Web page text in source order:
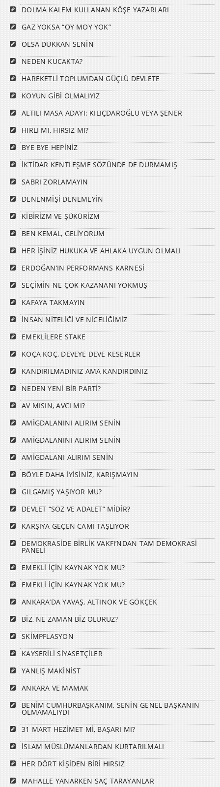
DOLMA KALEM KULLANAN KÖŞE YAZARLARI
GAZ YOKSA “OY MOY YOK”
OLSA DÜKKAN SENİN
NEDEN KUCAKTA?
HAREKETLİ TOPLUMDAN GÜÇLÜ DEVLETE
KOYUN GİBİ OLMALIYIZ
ALTILI MASA ADAYI: KILIÇDAROĞLU VEYA ŞENER
HIRLI MI, HIRSIZ MI?
BYE BYE HEPİNİZ
İKTİDAR KENTLEŞME SÖZÜNDE DE DURMAMIŞ
SABRI ZORLAMAYIN
DENENMİŞİ DENEMEYİN
KİBİRİZM VE ŞÜKÜRİZM
BEN KEMAL, GELİYORUM
HER İŞİNİZ HUKUKA VE AHLAKA UYGUN OLMALI
ERDOĞAN’IN PERFORMANS KARNESİ
SEÇİMİN NE ÇOK KAZANANI YOKMUŞ
KAFAYA TAKMAYIN
İNSAN NİTELİĞİ VE NİCELİĞİMİZ
EMEKLİLERE STAKE
KOÇA KOÇ, DEVEYE DEVE KESERLER
KANDIRILMADINIZ AMA KANDIRDINIZ
NEDEN YENİ BİR PARTİ?
AV MISIN, AVCI MI?
AMİGDALANINI ALIRIM SENİN
AMİGDALANINI ALIRIM SENİN
AMİGDALANI ALIRIM SENİN
BÖYLE DAHA İYİSİNİZ, KARIŞMAYIN
GILGAMIŞ YAŞIYOR MU?
DEVLET “SÖZ VE ADALET” MİDİR?
KARŞIYA GEÇEN CAMI TAŞLIYOR
DEMOKRASİDE BİRLİK VAKFI’NDAN TAM DEMOKRASİ
PANELİ
EMEKLİ İÇİN KAYNAK YOK MU?
EMEKLİ İÇİN KAYNAK YOK MU?
ANKARA’DA YAVAŞ, ALTINOK VE GÖKÇEK
BİZ, NE ZAMAN BİZ OLURUZ?
SKİMPFLASYON
KAYSERİLİ SİYASETÇİLER
YANLIŞ MAKİNİST
ANKARA VE MAMAK
BENİM CUMHURBAŞKANIM, SENİN GENEL BAŞKANIN
OLMAMALIYDI
31 MART HEZİMET Mİ, BAŞARI MI?
İSLAM MÜSLÜMANLARDAN KURTARILMALI
HER DÖRT KİŞİDEN BİRİ HIRSIZ
MAHALLE YANARKEN SAÇ TARAYANLAR